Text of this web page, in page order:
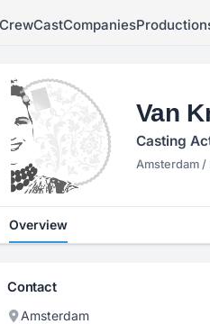
CrewCastCompanies
Van
Casting
Amsterdam /
Overview
Contact
Amsterdam